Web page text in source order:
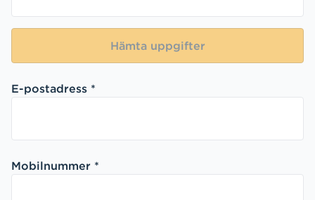
Hämta uppgifter
E-postadress *
Mobilnummer *